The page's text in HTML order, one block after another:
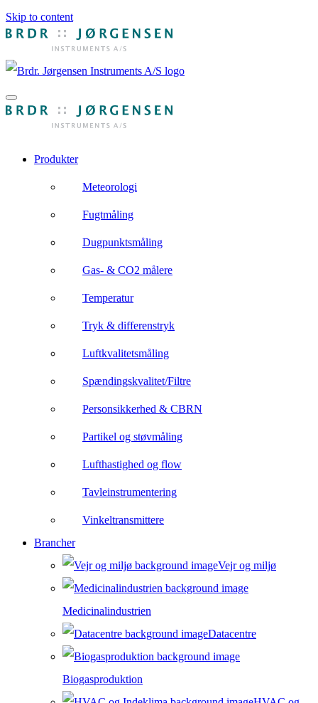
Skip to content
Produkter
Meteorologi
Fugtmåling
Dugpunktsmåling
Gas- & CO2 målere
Temperatur
Tryk & differenstryk
Luftkvalitetsmåling
Spændingskvalitet/Filtre
Personsikkerhed & CBRN
Partikel og støvmåling
Lufthastighed og flow
Tavleinstrumentering
Vinkeltransmittere
Brancher
Vejr og miljø
Medicinalindustrien
Datacentre
Biogasproduktion